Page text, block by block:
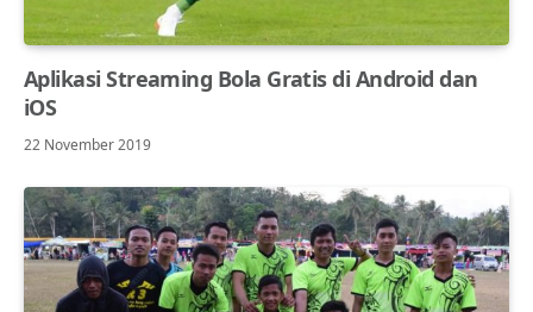
Aplikasi Streaming Bola Gratis di Android dan
iOS
22 November 2019